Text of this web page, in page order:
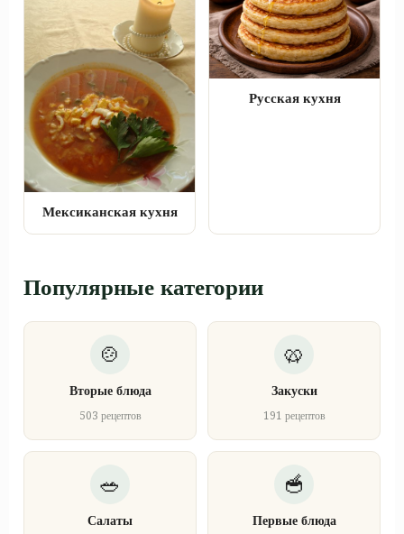
Мексиканская кухня
Русская кухня
Популярные категории
Вторые блюда
503 рецептов
Закуски
191 рецептов
Салаты Первые блюда